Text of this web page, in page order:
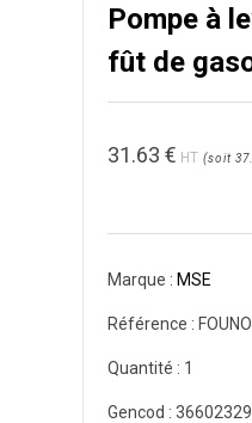
Pompe à
fût de
31.63 € HT (soit
Marque : MSE
Référence :
Quantité : 1
Gencod :